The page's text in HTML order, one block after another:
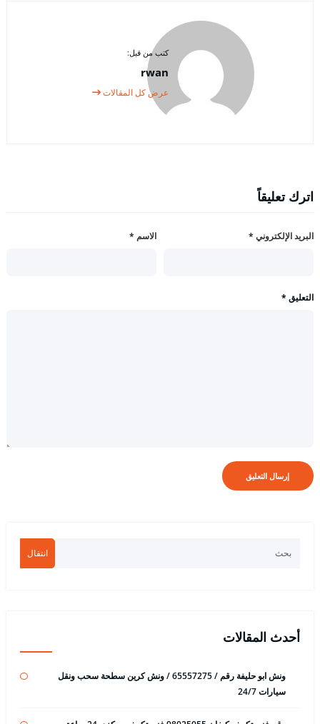
كتب من قبل:
rwan
عرض كل المقالات
اترك تعليقاً
الاسم * البريد الإلكتروني *
التعليق *
انتقال
أحدث المقالات
ونش ابو حليفة رقم / 65557275 / ونش كرين سطحة سحب ونقل
سيارات 24/7